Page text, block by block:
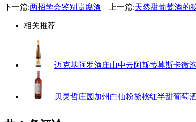
下一篇:两招学会鉴别贵腐酒 上一篇:天然甜葡萄酒的
相关推荐
迈克基阿罗酒庄山中云阿斯蒂莫斯卡微
贝灵哲庄园加州白仙粉黛桃红半甜葡萄酒